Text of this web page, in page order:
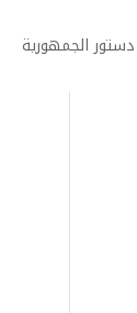
دستور الجمهورية